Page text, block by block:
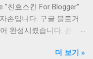
"친효스킨 For Blogger"
손입니다. 구글 블로거
완성시켰습니다. 완전
제작한 테마입니다. 따
더 보기 »